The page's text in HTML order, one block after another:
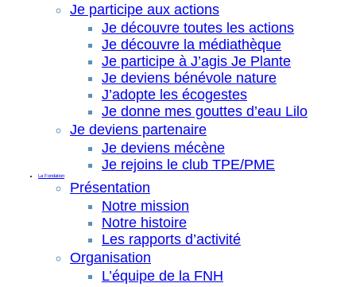
Je participe aux actions
Je découvre toutes les actions
Je découvre la médiathèque
Je participe à J’agis Je Plante
Je deviens bénévole nature
J’adopte les écogestes
Je donne mes gouttes d’eau Lilo
Je deviens partenaire
Je deviens mécène
Je rejoins le club TPE/PME
La Fondation
Présentation
Notre mission
Notre histoire
Les rapports d’activité
Organisation
L’équipe de la FNH